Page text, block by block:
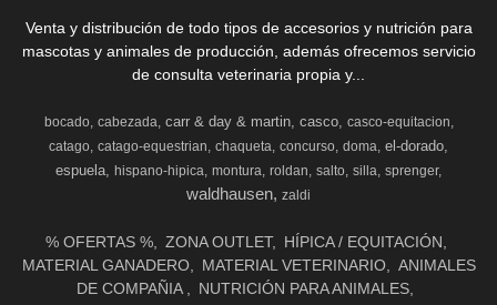
Venta y distribución de todo tipos de accesorios y nutrición para
mascotas y animales de producción, además ofrecemos servicio
de consulta veterinaria propia y...
bocado cabezada carr & day & martin casco
casco-equitacion
catago catago-equestrian chaqueta concurso doma el-dorado
espuela
hispano-hipica montura roldan salto silla sprenger
waldhausen zaldi
% OFERTAS % ZONA OUTLET
HÍPICA / EQUITACIÓN
MATERIAL GANADERO
MATERIAL VETERINARIO
ANIMALES
DE COMPAÑIA
NUTRICIÓN PARA ANIMALES